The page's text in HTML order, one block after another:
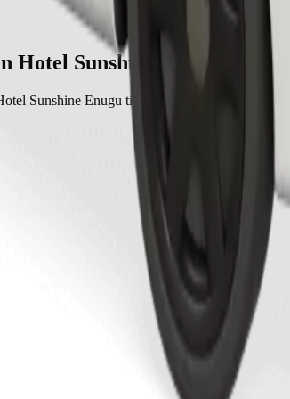
Hotel Sunshine Enugu
Sunshine Enugu til andre destinationer i Enugu.